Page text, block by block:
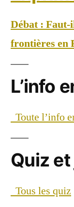
Débat :
frontières en
L’info
Toute l’info
Quiz
Tous les quiz